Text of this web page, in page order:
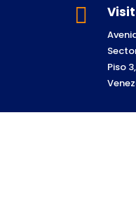

Piso